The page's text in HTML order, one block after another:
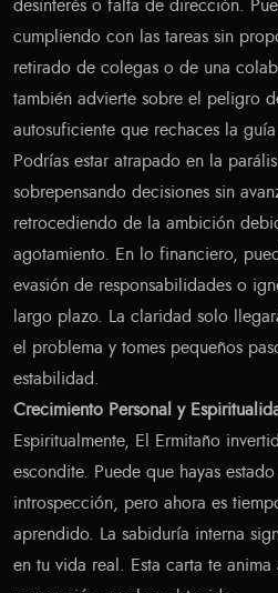
desinterés o falta de dirección.
cumpliendo con las tareas sin
retirado de colegas o de una
también advierte sobre el peligro
autosuficiente que rechaces la
Podrías estar atrapado en la
sobrepensando decisiones sin
retrocediendo de la ambición
agotamiento. En lo financiero,
evasión de responsabilidades o
largo plazo. La claridad solo
el problema y tomes pequeños
estabilidad.
Crecimiento Personal y
Espiritualmente, El Ermitaño
escondite. Puede que hayas
introspección, pero ahora es
aprendido. La sabiduría interna
en tu vida real. Esta carta te